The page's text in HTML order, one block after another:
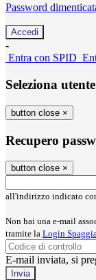
Password
-
Entra con SPID
Seleziona utente
button close ×
Recupero
button close ×
all'indirizzo indicato
Non hai una e-mail
tramite la Login
E-mail inviata, si